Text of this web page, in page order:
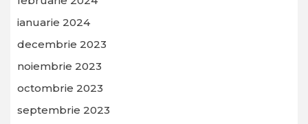
ianuarie 2024
decembrie 2023
noiembrie 2023
octombrie 2023
septembrie 2023